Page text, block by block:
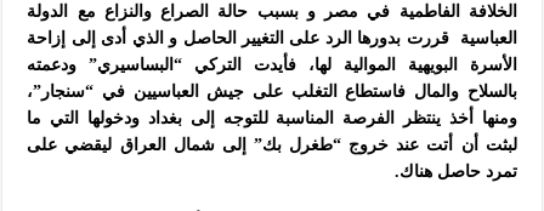
الخلافة الفاطمية في مصر و بسبب حالة الصراع والنزاع مع الدولة
العباسية قررت بدورها الرد على التغيير الحاصل و الذي أدى إلى إزاحة
الأسرة البويهية الموالية لها، فأيدت التركي “البساسيري” ودعمته
بالسلاح والمال فاستطاع التغلب على جيش العباسيين في “سنجار”،
ومنها أخذ ينتظر الفرصة المناسبة للتوجه إلى بغداد ودخولها التي ما
لبثت أن أتت عند خروج “طغرل بك” إلى شمال العراق ليقضي على
تمرد حاصل هناك.